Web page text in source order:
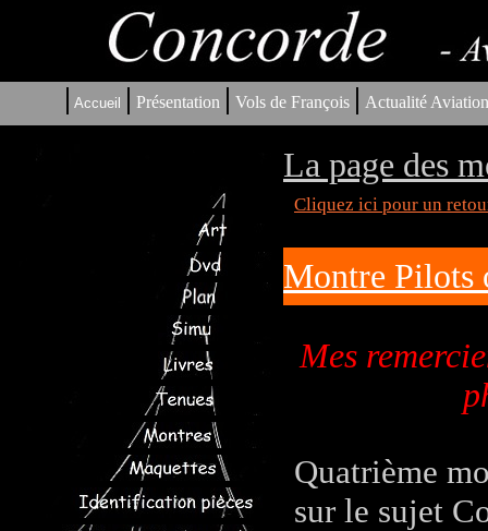
| Accueil | Présentation | Vols de François | Actualité
La page des
Cliquez ici pour un
Montre Pilots
Mes
Quatrième
sur le sujet